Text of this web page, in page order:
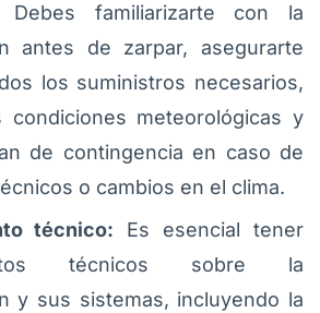
Debes familiarizarte con la
antes de zarpar, asegurarte
los suministros necesarios,
condiciones meteorológicas y
de contingencia en caso de
o cambios en el clima.
técnico: Es esencial tener
técnicos sobre la
y sus sistemas, incluyendo la